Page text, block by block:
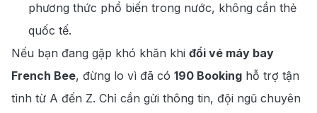
phương thức phổ biến trong nước, không cần thẻ
quốc tế.
Nếu bạn đang gặp khó khăn khi đổi vé máy bay
French Bee, đừng lo vì đã có 190 Booking hỗ trợ tận
tình từ A đến Z. Chỉ cần gửi thông tin, đội ngũ chuyên